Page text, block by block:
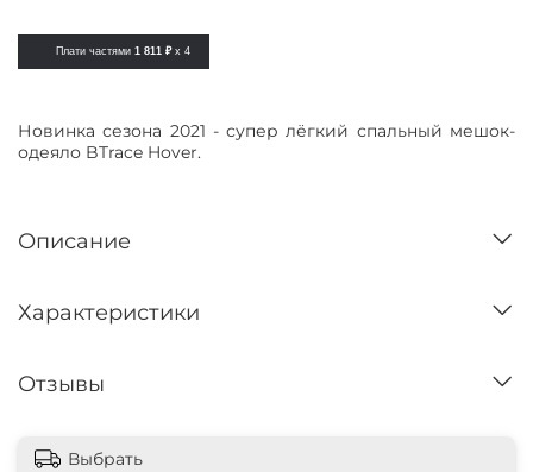
Плати частями 1 811 ₽ x 4
Новинка сезона 2021 - супер лёгкий спальный мешок-
одеяло BTrace Hover.
Описание
Характеристики
Отзывы
Выбрать